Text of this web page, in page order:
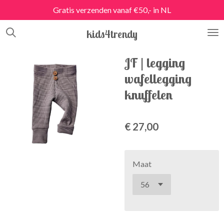
direct
naar
kids4trendy
Gratis verzenden vanaf €50,- in NL
JF | legging
wafellegging
knuffelen
€ 27,00
Maat